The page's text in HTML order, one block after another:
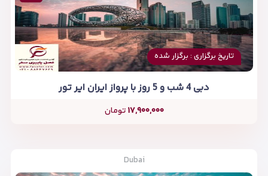
تاریخ برگزاری : برگزار شده
دبی 4 شب و 5 روز با پرواز ایران ایر تور
۱۷,۹۰۰,۰۰۰تومان
Dubai